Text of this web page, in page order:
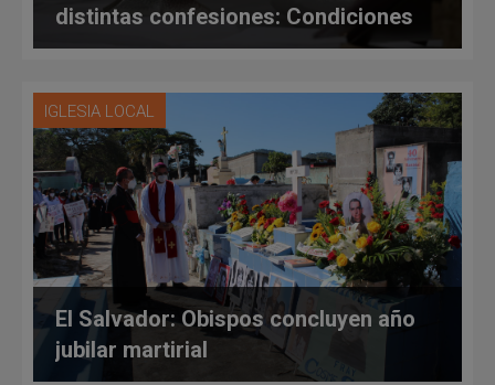
distintas confesiones: Condiciones
IGLESIA LOCAL
El Salvador: Obispos concluyen año
jubilar martirial